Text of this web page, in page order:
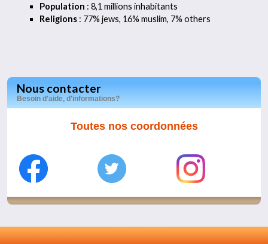
Population : 8,1 millions inhabitants
Religions : 77% jews, 16% muslim, 7% others
Nous contacter
Besoin d'aide, d'informations?
Toutes nos coordonnées